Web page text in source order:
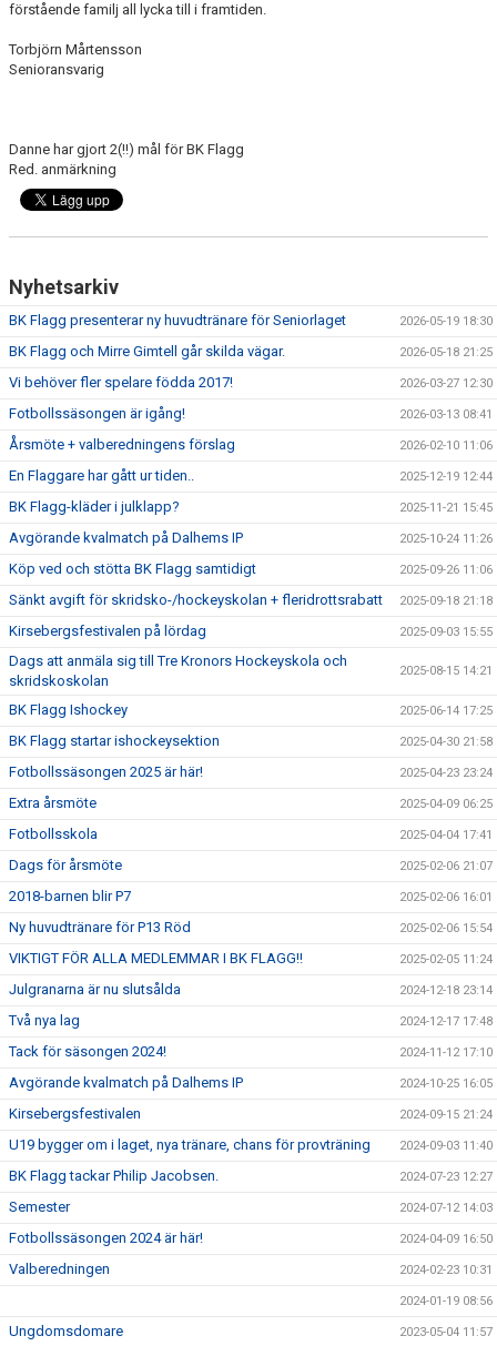
förstående familj all lycka till i framtiden.
Torbjörn Mårtensson
Senioransvarig
Danne har gjort 2(!!) mål för BK Flagg
Red. anmärkning
Nyhetsarkiv
BK Flagg presenterar ny huvudtränare för Seniorlaget 2026-05-19 18:30
BK Flagg och Mirre Gimtell går skilda vägar. 2026-05-18 21:25
Vi behöver fler spelare födda 2017! 2026-03-27 12:30
Fotbollssäsongen är igång! 2026-03-13 08:41
Årsmöte + valberedningens förslag 2026-02-10 11:06
En Flaggare har gått ur tiden.. 2025-12-19 12:44
BK Flagg-kläder i julklapp? 2025-11-21 15:45
Avgörande kvalmatch på Dalhems IP 2025-10-24 11:26
Köp ved och stötta BK Flagg samtidigt 2025-09-26 11:06
Sänkt avgift för skridsko-/hockeyskolan + fleridrottsrabatt 2025-09-18 21:18
Kirsebergsfestivalen på lördag 2025-09-03 15:55
Dags att anmäla sig till Tre Kronors Hockeyskola och
skridskoskolan
2025-08-15 14:21
BK Flagg Ishockey 2025-06-14 17:25
BK Flagg startar ishockeysektion 2025-04-30 21:58
Fotbollssäsongen 2025 är här! 2025-04-23 23:24
Extra årsmöte 2025-04-09 06:25
Fotbollsskola 2025-04-04 17:41
Dags för årsmöte 2025-02-06 21:07
2018-barnen blir P7 2025-02-06 16:01
Ny huvudtränare för P13 Röd 2025-02-06 15:54
VIKTIGT FÖR ALLA MEDLEMMAR I BK FLAGG!! 2025-02-05 11:24
Julgranarna är nu slutsålda 2024-12-18 23:14
Två nya lag 2024-12-17 17:48
Tack för säsongen 2024! 2024-11-12 17:10
Avgörande kvalmatch på Dalhems IP 2024-10-25 16:05
Kirsebergsfestivalen 2024-09-15 21:24
U19 bygger om i laget, nya tränare, chans för provträning 2024-09-03 11:40
BK Flagg tackar Philip Jacobsen. 2024-07-23 12:27
Semester 2024-07-12 14:03
Fotbollssäsongen 2024 är här! 2024-04-09 16:50
Valberedningen 2024-02-23 10:31
2024-01-19 08:56
Ungdomsdomare 2023-05-04 11:57